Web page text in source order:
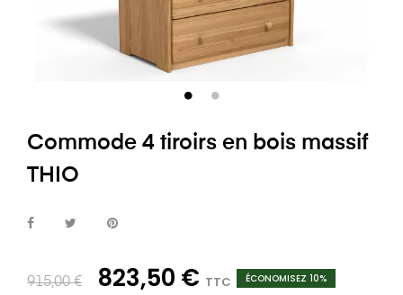
Commode 4 tiroirs en bois massif
THIO
915,00 € 823,50 € TTC ÉCONOMISEZ 10%